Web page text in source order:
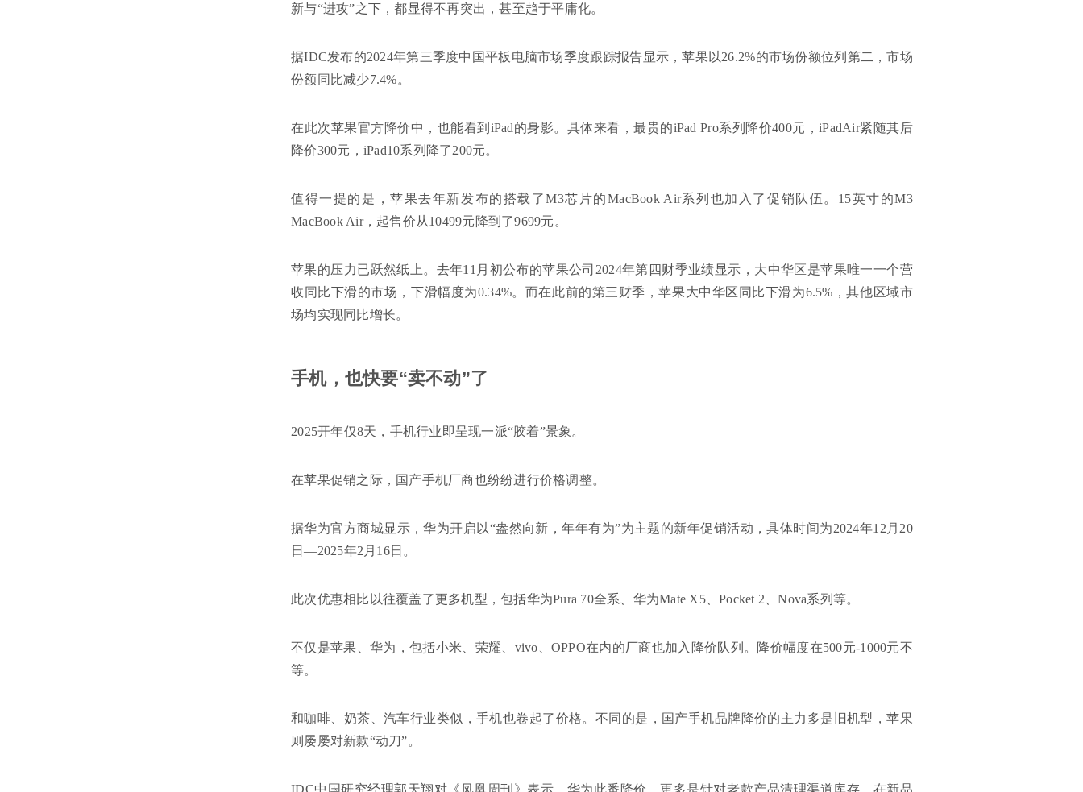
新与“进攻”之下，都显得不再突出，甚至趋于平庸化。
据IDC发布的2024年第三季度中国平板电脑市场季度跟踪报告显示，苹果以26.2%的市场份额位列第二，市场
份额同比减少7.4%。
在此次苹果官方降价中，也能看到iPad的身影。具体来看，最贵的iPad Pro系列降价400元，iPadAir紧随其后
降价300元，iPad10系列降了200元。
值得一提的是，苹果去年新发布的搭载了M3芯片的MacBook Air系列也加入了促销队伍。15英寸的M3
MacBook Air，起售价从10499元降到了9699元。
苹果的压力已跃然纸上。去年11月初公布的苹果公司2024年第四财季业绩显示，大中华区是苹果唯一一个营
收同比下滑的市场，下滑幅度为0.34%。而在此前的第三财季，苹果大中华区同比下滑为6.5%，其他区域市
场均实现同比增长。
手机，也快要“卖不动”了
2025开年仅8天，手机行业即呈现一派“胶着”景象。
在苹果促销之际，国产手机厂商也纷纷进行价格调整。
据华为官方商城显示，华为开启以“盎然向新，年年有为”为主题的新年促销活动，具体时间为2024年12月20
日—2025年2月16日。
此次优惠相比以往覆盖了更多机型，包括华为Pura 70全系、华为Mate X5、Pocket 2、Nova系列等。
不仅是苹果、华为，包括小米、荣耀、vivo、OPPO在内的厂商也加入降价队列。降价幅度在500元-1000元不
等。
和咖啡、奶茶、汽车行业类似，手机也卷起了价格。不同的是，国产手机品牌降价的主力多是旧机型，苹果
则屡屡对新款“动刀”。
IDC中国研究经理郭天翔对《凤凰周刊》表示，华为此番降价，更多是针对老款产品清理渠道库存，在新品